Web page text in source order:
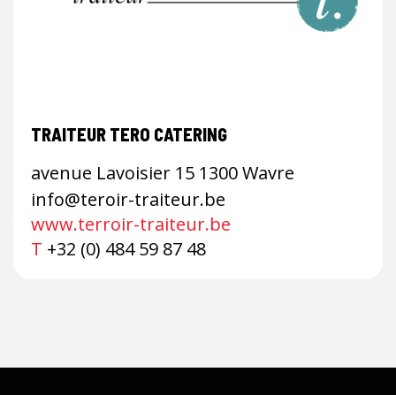
TRAITEUR TERO CATERING
avenue Lavoisier 15 1300 Wavre
info@teroir-traiteur.be
www.terroir-traiteur.be
T +32 (0) 484 59 87 48